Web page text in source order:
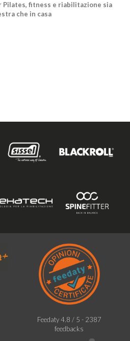
Pilates, fitness e riabilitazione sia
che in casa
Feedaty4.8 / 5 - 2387
feedbacks